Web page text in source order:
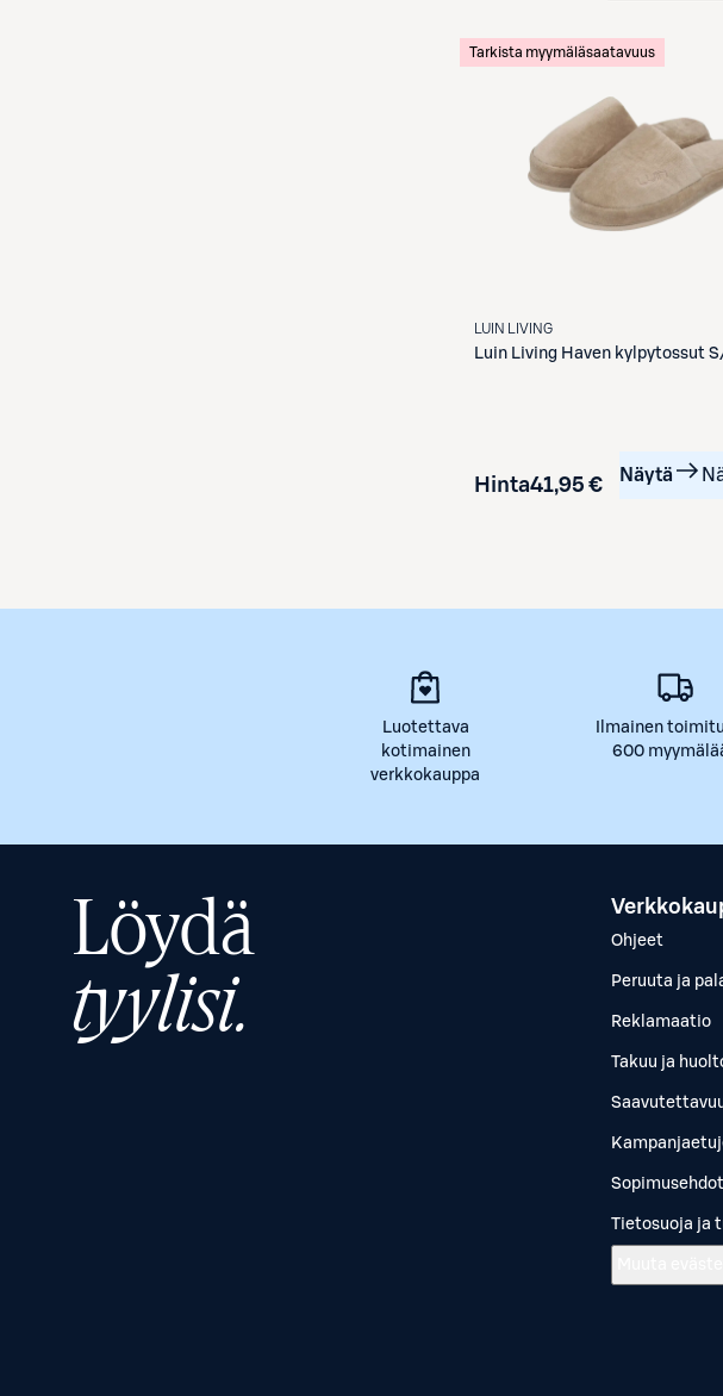
Tarkista myymäläsaatavuus
LUIN LIVING
Luin Living Haven kylpytossut
Hinta41,95 € Näytä
Luotettava
kotimainen
verkkokauppa
Ilmainen
600
Löydä
tyylisi.
Ohjeet
Peruuta ja
Reklamaatio
Takuu ja
Sopimusehdot
Tietosuoja ja